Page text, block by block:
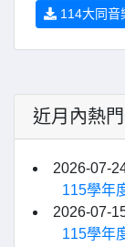
114大同音
近月內熱
2026-07-
115學年
2026-07-
115學年